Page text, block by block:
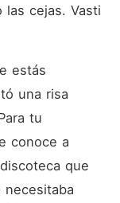
las cejas. Vasti
estás
una risa
tu
conoce a
que